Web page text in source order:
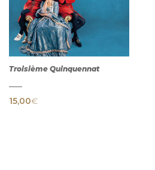
Troisième Quinquennat
15,00€